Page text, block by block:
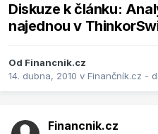
Diskuze k článku:
najednou v
Od Financnik.cz
14. dubna, 2010 v Finančník.cz -
Financnik.cz